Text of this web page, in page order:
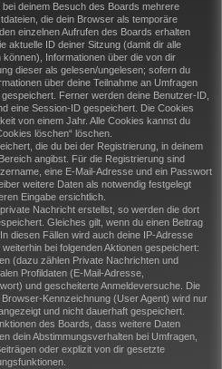
deinem Besuch des Boards mehrere
die dein Browser als temporäre
einzelnen Aufrufen des Boards erhalten
aktuelle ID deiner Sitzung (damit dir alle
Informationen über die von dir
dieser als gelesen/ungelesen; sofern du
über deine Teilnahme an Umfragen
Ferner werden deine Benutzer-ID,
eine Session-ID gespeichert. Die Cookies
von einem Jahr. Alle Cookies kannst du
löschen“ löschen.
die du bei der Registrierung, in deinem
angibst. Für die Registrierung sind
eine E-Mail-Adresse und ein Passwort
weitere Daten als notwendig festgelegt
Eingabe ersichtlich.
Nachricht erstellst, so werden die dort
Gleiches gilt, wenn du einen Beitrag
diesen Fällen wird auch deine IP-Adresse
bei folgenden Aktionen gespeichert:
(dazu zählen Private Nachrichten und
Profildaten (E-Mail-Adresse,
und gescheiterte Anmeldeversuche. Die
Kennzeichnung (User Agent) wird nur
und nicht dauerhaft gespeichert.
des Boards, dass weitere Daten
dein Abstimmungsverhalten bei Umfragen,
oder explizit von dir gesetzte